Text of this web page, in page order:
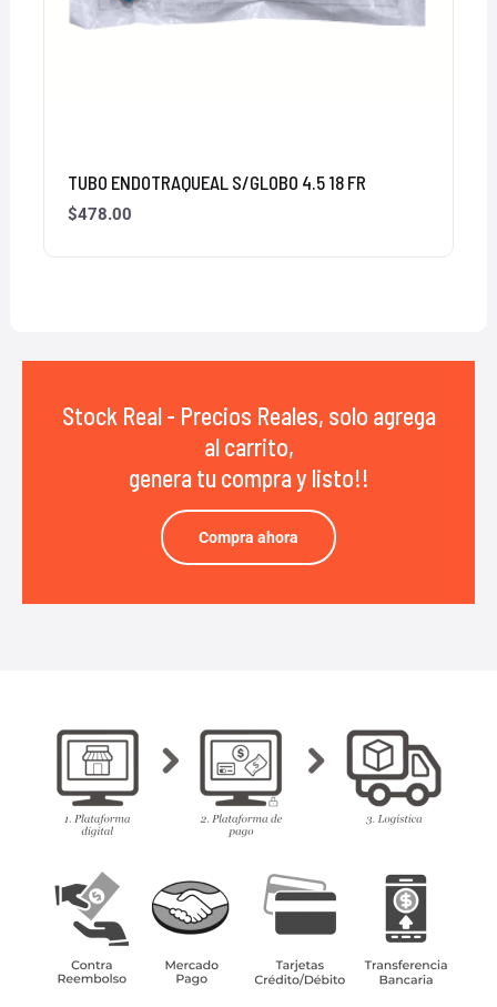
TUBO ENDOTRAQUEAL S/GLOBO 4.5 18 FR
$478.00
Stock Real - Precios Reales, solo agrega
al carrito,
genera tu compra y listo!!
Compra ahora